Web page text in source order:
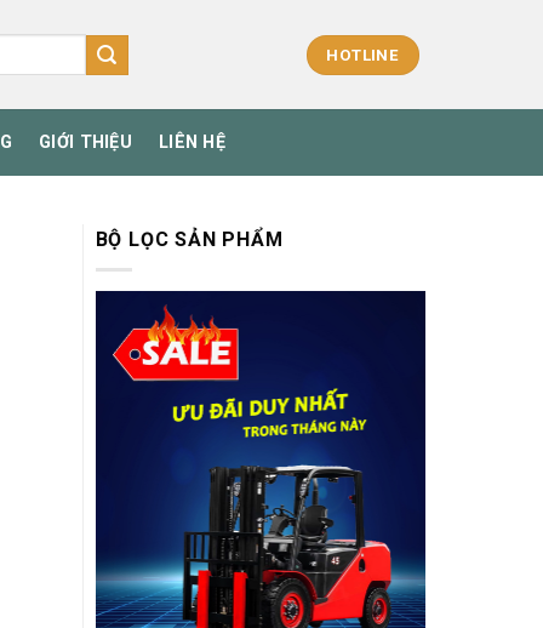
HOTLINE
GIỚI THIỆU LIÊN HỆ
BỘ LỌC SẢN PHẨM